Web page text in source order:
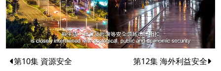
第10集 資源安全 第12集 海外利益安全